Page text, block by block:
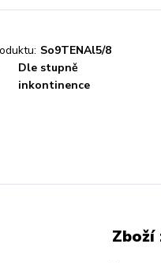
So9TENAl5/8
Dle stupně
inkontinence
Zboží